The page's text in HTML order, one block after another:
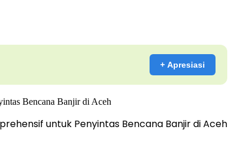
+ Apresiasi
untuk Penyintas Bencana Banjir di Aceh